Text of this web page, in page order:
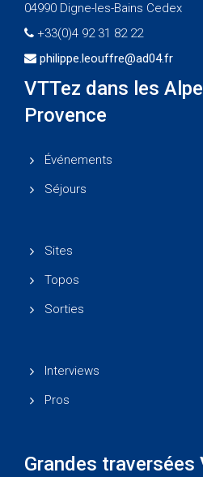
04990 Digne-les-Bains Cedex
+33(0)4 92 31 82 22
philippe.leouffre@ad04.fr
VTTez dans les
Provence
Événements
Séjours
Sites
Topos
Sorties
Interviews
Pros
Grandes traversées